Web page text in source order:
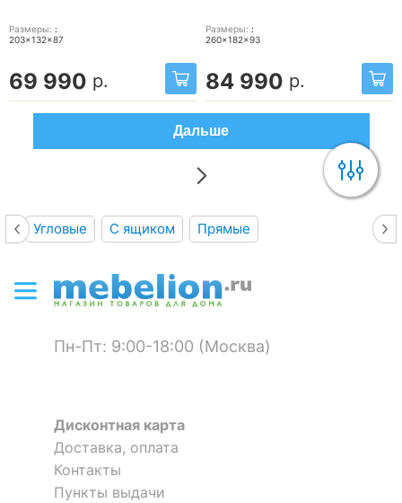
Размеры: :
203x132x87
69 990 р.
Размеры: :
260x182x93
84 990 р.
Дальше
Угловые С ящиком Прямые
Пн-Пт: 9:00-18:00 (Москва)
Дисконтная карта
Доставка, оплата
Контакты
Пункты выдачи